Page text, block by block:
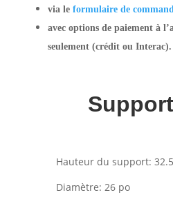
via le formulaire de
avec options de paiement à
seulement (crédit ou Interac).
Hauteur du support:
Diamètre: 26 po